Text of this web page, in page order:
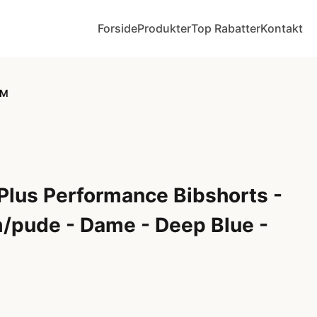
ForsideProdukterTop RabatterKontakt
Performance Bibshorts -
- Dame - Deep Blue -